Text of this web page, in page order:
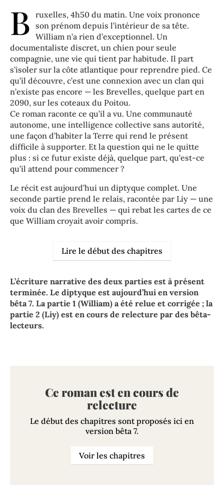
B ruxelles, 4h50 du matin. Une voix prononce
son prénom depuis l’intérieur de sa tête.
William n’a rien d’exceptionnel. Un
documentaliste discret, un chien pour seule
compagnie, une vie qui tient par habitude. Il part
s’isoler sur la côte atlantique pour reprendre pied. Ce
qu’il découvre, c’est une connexion avec un clan qui
n’existe pas encore — les Brevelles, quelque part en
2090, sur les coteaux du Poitou.
Ce roman raconte ce qu’il a vu. Une communauté
autonome, une intelligence collective sans autorité,
une façon d’habiter la Terre qui rend le présent
difficile à supporter. Et la question qui ne le quitte
plus : si ce futur existe déjà, quelque part, qu’est-ce
qu’il attend pour commencer ?
Le récit est aujourd’hui un diptyque complet. Une
seconde partie prend le relais, racontée par Liy — une
voix du clan des Brevelles — qui rebat les cartes de ce
que William croyait avoir compris.
Lire le début des chapitres
L’écriture narrative des deux parties est à présent
terminée. Le diptyque est aujourd’hui en version
bêta 7. La partie 1 (William) a été relue et corrigée ; la
partie 2 (Liy) est en cours de relecture par des bêta-
lecteurs.
Ce roman est en cours de
relecture
Le début des chapitres sont proposés ici en
version bêta 7.
Voir les chapitres